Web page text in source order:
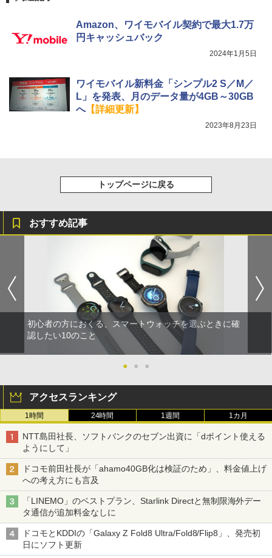
Amazon、ワイモバイル契約で最大1.7万
円キャッシュバック
2024年1月5日
ワイモバイル新料金「シンプル2 S／M／
L」を発表、月のデータ量が4GB～30GB
へ【詳細更新】
2023年8月23日
トップページに戻る
おすすめ記事
初心者の方におくる、スマートウォッチを選ぶときに確
認したい10のこと
● ● ●
アクセスランキング
1時間 24時間 1週間 1カ月
NTT島田社長、ソフトバンクのセブン出資に「dポイント使える
ようにして」
ドコモ前田社長が「ahamo40GB化は検証のため」、料金値上げ
への考え方にも言及
「LINEMO」のベストプラン、Starlink Directと無制限海外デー
タ通信が追加料金なしに
ドコモとKDDIの「Galaxy Z Fold8 Ultra/Fold8/Flip8」、発売初
日にソフト更新